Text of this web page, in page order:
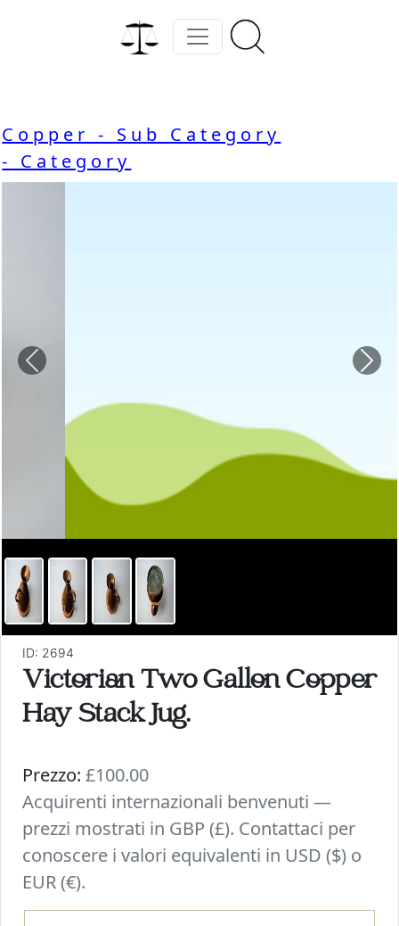
Copper - Sub Category
- Category
Previous
ID: 2694
Victorian Two Gallon Copper
Hay Stack Jug.
Prezzo: £100.00
Acquirenti internazionali benvenuti —
prezzi mostrati in GBP (£). Contattaci per
conoscere i valori equivalenti in USD ($) o
EUR (€).